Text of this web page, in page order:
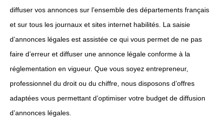
diffuser vos annonces sur l’ensemble des départements français
et sur tous les journaux et sites internet habilités. La saisie
d’annonces légales est assistée ce qui vous permet de ne pas
faire d’erreur et diffuser une annonce légale conforme à la
réglementation en vigueur. Que vous soyez entrepreneur,
professionnel du droit ou du chiffre, nous disposons d’offres
adaptées vous permettant d’optimiser votre budget de diffusion
d’annonces légales.